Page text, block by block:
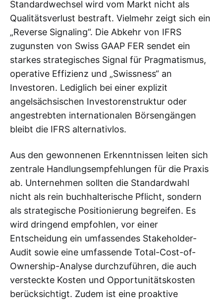
Standardwechsel wird vom Markt nicht als
Qualitätsverlust bestraft. Vielmehr zeigt sich ein
„Reverse Signaling“. Die Abkehr von IFRS
zugunsten von Swiss GAAP FER sendet ein
starkes strategisches Signal für Pragmatismus,
operative Effizienz und „Swissness“ an
Investoren. Lediglich bei einer explizit
angelsächsischen Investorenstruktur oder
angestrebten internationalen Börsengängen
bleibt die IFRS alternativlos.
Aus den gewonnenen Erkenntnissen leiten sich
zentrale Handlungsempfehlungen für die Praxis
ab. Unternehmen sollten die Standardwahl
nicht als rein buchhalterische Pflicht, sondern
als strategische Positionierung begreifen. Es
wird dringend empfohlen, vor einer
Entscheidung ein umfassendes Stakeholder-
Audit sowie eine umfassende Total-Cost-of-
Ownership-Analyse durchzuführen, die auch
versteckte Kosten und Opportunitätskosten
berücksichtigt. Zudem ist eine proaktive